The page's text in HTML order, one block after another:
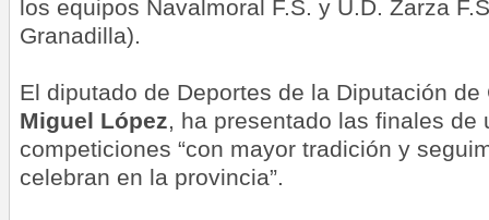
los equipos Navalmoral F.S. y U.D. Zarza
Granadilla).
El diputado de Deportes de la Diputación
Miguel López, ha presentado las finales de
competiciones “con mayor tradición y
celebran en la provincia”.